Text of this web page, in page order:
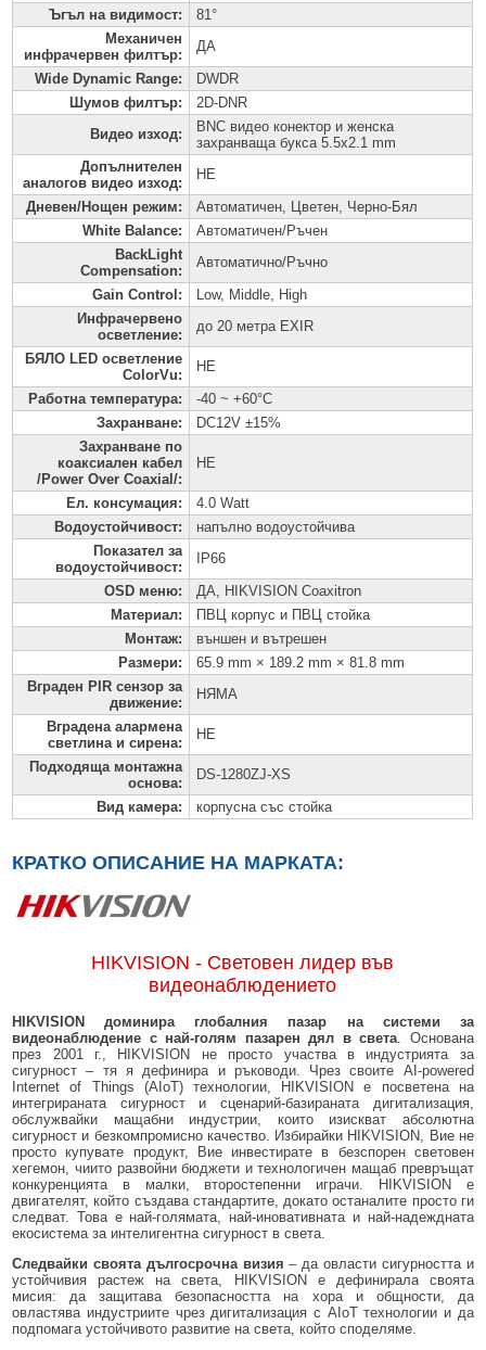
Ъгъл на видимост:
81°
Механичен
инфрачервен филтър:
ДА
Wide Dynamic Range:
DWDR
Шумов филтър:
2D-DNR
Видео изход:
BNC видео конектор и женска
захранваща букса 5.5x2.1 mm
Допълнителен
аналогов видео изход:
НЕ
Дневен/Нощен режим:
Автоматичен, Цветен, Черно-Бял
White Balance:
Автоматичен/Ръчен
BackLight
Compensation:
Автоматично/Ръчно
Gain Control:
Low, Middle, High
Инфрачервено
осветление:
до 20 метра EXIR
БЯЛО LED осветление
ColorVu:
НЕ
Работна температура:
-40 ~ +60°C
Захранване:
DC12V ±15%
Захранване по
коаксиален кабел
/Power Over Coaxial/:
НЕ
Ел. консумация:
4.0 Watt
Водоустойчивост:
напълно водоустойчива
Показател за
водоустойчивост:
IP66
OSD меню:
ДА, HIKVISION Coaxitron
Материал:
ПВЦ корпус и ПВЦ стойка
Монтаж:
външен и вътрешен
Размери:
65.9 mm × 189.2 mm × 81.8 mm
Вграден PIR сензор за
движение:
НЯМА
Вградена алармена
светлина и сирена:
НЕ
Подходяща монтажна
основа:
DS-1280ZJ-XS
Вид камера: корпусна със стойка
КРАТКО ОПИСАНИЕ НА МАРКАТА:
HIKVISION - Световен лидер във
видеонаблюдението
HIKVISION доминира глобалния пазар на системи за
видеонаблюдение с най-голям пазарен дял в света . Основана
през 2001 г., HIKVISION не просто участва в индустрията за
сигурност – тя я дефинира и ръководи. Чрез своите AI-powered
Internet of Things (AIoT) технологии, HIKVISION е посветена на
интегрираната сигурност и сценарий-базираната дигитализация,
обслужвайки мащабни индустрии, които изискват абсолютна
сигурност и безкомпромисно качество. Избирайки HIKVISION, Вие не
просто купувате продукт, Вие инвестирате в безспорен световен
хегемон, чиито развойни бюджети и технологичен мащаб превръщат
конкуренцията в малки, второстепенни играчи. HIKVISION е
двигателят, който създава стандартите, докато останалите просто ги
следват. Това е най-голямата, най-иновативната и най-надеждната
екосистема за интелигентна сигурност в света.
Следвайки своята дългосрочна визия – да овласти сигурността и
устойчивия растеж на света, HIKVISION е дефинирала своята
мисия: да защитава безопасността на хора и общности, да
овластява индустриите чрез дигитализация с AIoT технологии и да
подпомага устойчивото развитие на света, който споделяме.